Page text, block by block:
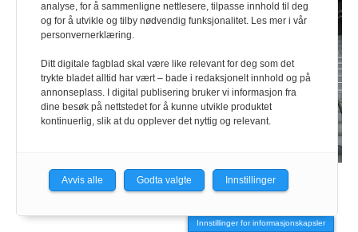
Her er hele årets brohodegjeng.
Foto: Kamilla
Østerberg
Innstillinger for informasjonskapsler
analyse, for å sammenligne nettlesere, tilpasse innhold til deg
og for å utvikle og tilby nødvendig funksjonalitet. Les mer i vår
personvernerklæring.
Ditt digitale fagblad skal være like relevant for deg som det
trykte bladet alltid har vært – bade i redaksjonelt innhold og på
annonseplass. I digital publisering bruker vi informasjon fra
dine besøk på nettstedet for å kunne utvikle produktet
kontinuerlig, slik at du opplever det nyttig og relevant.
Avvis alle Godta valgte Innstillinger